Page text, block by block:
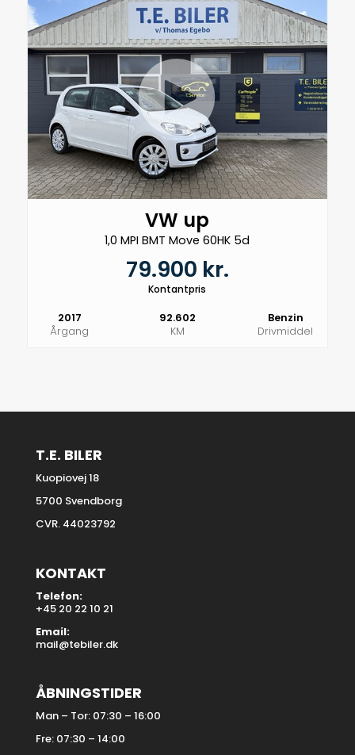
VW up
1,0 MPI BMT Move 60HK 5d
79.900 kr.
Kontantpris
2017
Årgang
92.602
KM
Benzin
Drivmiddel
T.E. BILER
Kuopiovej 18
5700 Svendborg
CVR. 44023792
KONTAKT
Telefon:
+45 20 22 10 21
Email:
mail@tebiler.dk
ÅBNINGSTIDER
Man – Tor: 07:30 – 16:00
Fre: 07:30 – 14:00